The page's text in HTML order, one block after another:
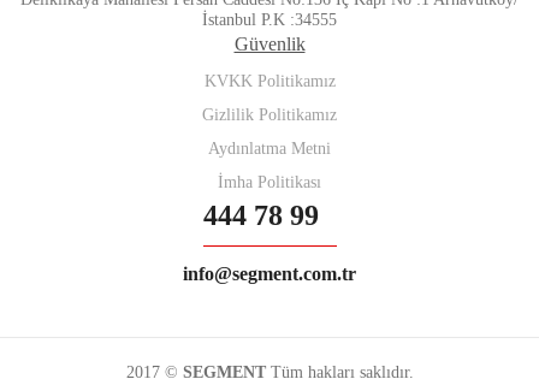
İstanbul P.K :34555
Güvenlik
KVKK Politikamız
Gizlilik Politikamız
Aydınlatma Metni
İmha Politikası
444 78 99
info@segment.com.tr
2017 © SEGMENTTüm hakları saklıdır.